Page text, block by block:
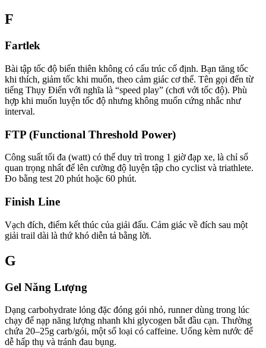
F
Fartlek
Bài tập tốc độ biến thiên không có cấu trúc cố định. Bạn tăng tốc
khi thích, giảm tốc khi muốn, theo cảm giác cơ thể. Tên gọi đến từ
tiếng Thụy Điển với nghĩa là “speed play” (chơi với tốc độ). Phù
hợp khi muốn luyện tốc độ nhưng không muốn cứng nhắc như
interval.
FTP (Functional Threshold Power)
Công suất tối đa (watt) có thể duy trì trong 1 giờ đạp xe, là chỉ số
quan trọng nhất để lên cường độ luyện tập cho cyclist và triathlete.
Đo bằng test 20 phút hoặc 60 phút.
Finish Line
Vạch đích, điểm kết thúc của giải đấu. Cảm giác về đích sau một
giải trail dài là thứ khó diễn tả bằng lời.
G
Gel Năng Lượng
Dạng carbohydrate lỏng đặc đóng gói nhỏ, runner dùng trong lúc
chạy để nạp năng lượng nhanh khi glycogen bắt đầu cạn. Thường
chứa 20–25g carb/gói, một số loại có caffeine. Uống kèm nước để
dễ hấp thụ và tránh đau bụng.